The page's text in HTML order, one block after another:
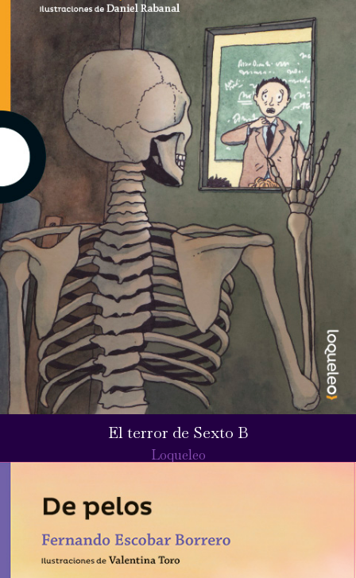
El terror de Sexto B
Loqueleo